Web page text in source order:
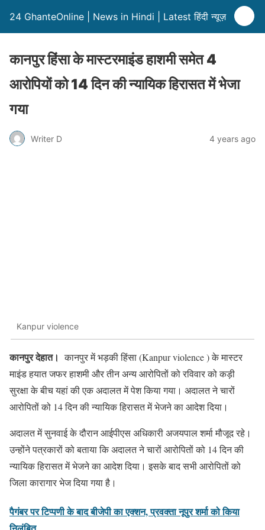
24 GhanteOnline | News in Hindi | Latest हिंदी न्यूज़
कानपुर हिंसा के मास्टरमाइंड हाशमी समेत 4
आरोपियों को 14 दिन की न्यायिक हिरासत में भेजा
गया
Writer D 4 years ago
Kanpur violence
कानपुर देहात। कानपुर में भड़की हिंसा (Kanpur violence ) के मास्टर
माइंड हयात जफर हाशमी और तीन अन्य आरोपितों को रविवार को कड़ी
सुरक्षा के बीच यहां की एक अदालत में पेश किया गया। अदालत ने चारों
आरोपितों को 14 दिन की न्यायिक हिरासत में भेजने का आदेश दिया।
अदालत में सुनवाई के दौरान आईपीएस अधिकारी अजयपाल शर्मा मौजूद रहे।
उन्होंने पत्रकारों को बताया कि अदालत ने चारों आरोपितों को 14 दिन की
न्यायिक हिरासत में भेजने का आदेश दिया। इसके बाद सभी आरोपितों को
जिला कारागार भेज दिया गया है।
पैगंबर पर टिप्पणी के बाद बीजेपी का एक्शन, प्रवक्ता नूपुर शर्मा को किया